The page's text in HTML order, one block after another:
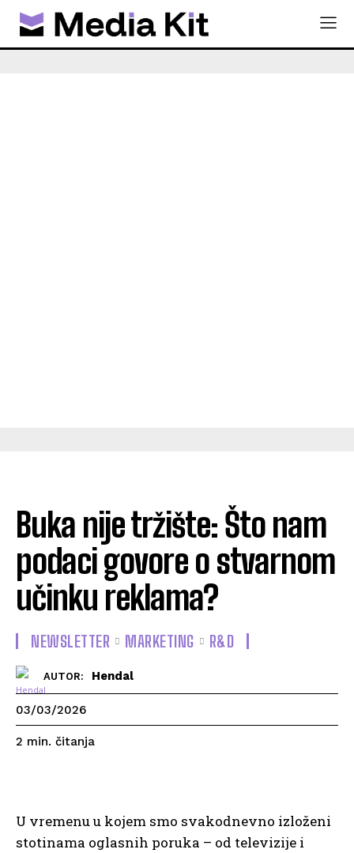
Buka nije tržište: Što nam
podaci govore o stvarnom
učinku reklama?
NEWSLETTER MARKETING R&D
AUTOR: Hendal
03/03/2026
2 min. čitanja
U vremenu u kojem smo svakodnevno izloženi
stotinama oglasnih poruka – od televizije i